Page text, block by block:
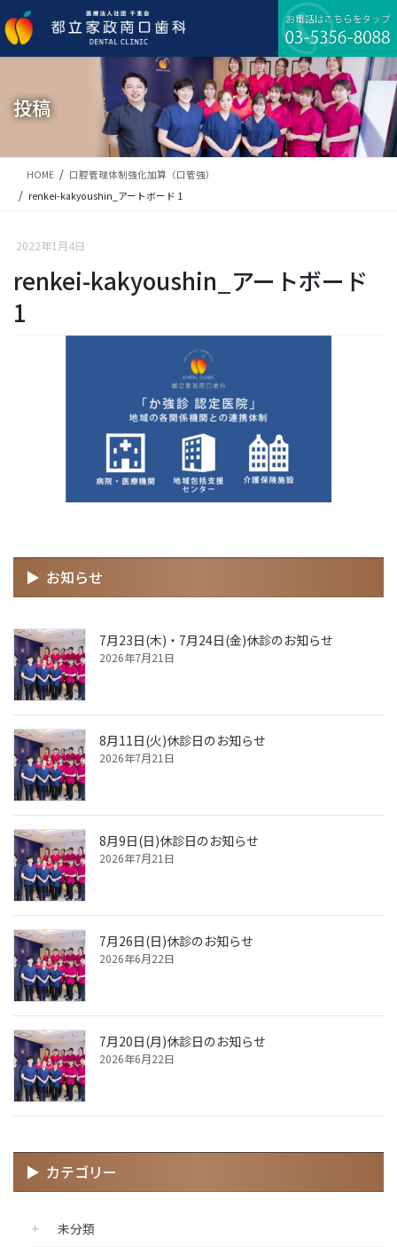
ン
テ
ビ
ゲ
移
投稿
HOME
口腔管理体制強化加算（口管強）
renkei-kakyoushin_アートボード 1
2022年1月4日
renkei-kakyoushin_アートボード
1
お知らせ
7月23日(木)・7月24日(金)休診のお知らせ
2026年7月21日
8月11日(火)休診日のお知らせ
2026年7月21日
8月9日(日)休診日のお知らせ
2026年7月21日
7月26日(日)休診のお知らせ
2026年6月22日
7月20日(月)休診日のお知らせ
2026年6月22日
カテゴリー
未分類